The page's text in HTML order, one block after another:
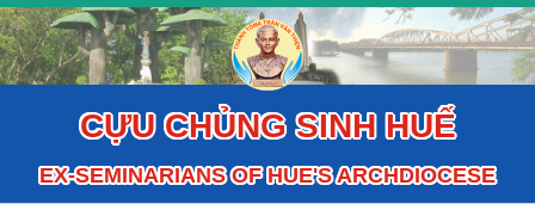
CỰU CHỦNG SINH HUẾ
EX-SEMINARIANS OF HUE'S ARCHDIOCESE